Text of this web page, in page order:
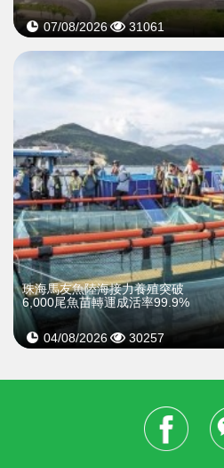
07/08/2026 31061
珠海馬友魚陸海接力養殖突破
6,000尾魚苗轉運成活率99.9%
04/08/2026 30257